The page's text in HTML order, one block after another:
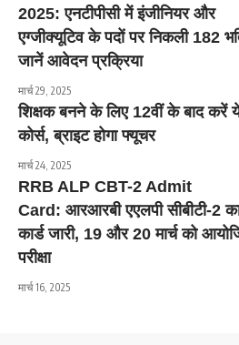
2025: एनटीपीसी में इंजीनियर और
एग्जीक्यूटिव के पदों पर निकली 182
जानें आवेदन प्रक्रिया
मार्च 29, 2025
शिक्षक बनने के लिए 12वीं के बाद करें
कोर्स, ब्राइट होगा फ्यूचर
मार्च 24, 2025
RRB ALP CBT-2 Admit
Card: आरआरबी एएलपी सीबीटी-2
कार्ड जारी, 19 और 20 मार्च को
परीक्षा
मार्च 16, 2025